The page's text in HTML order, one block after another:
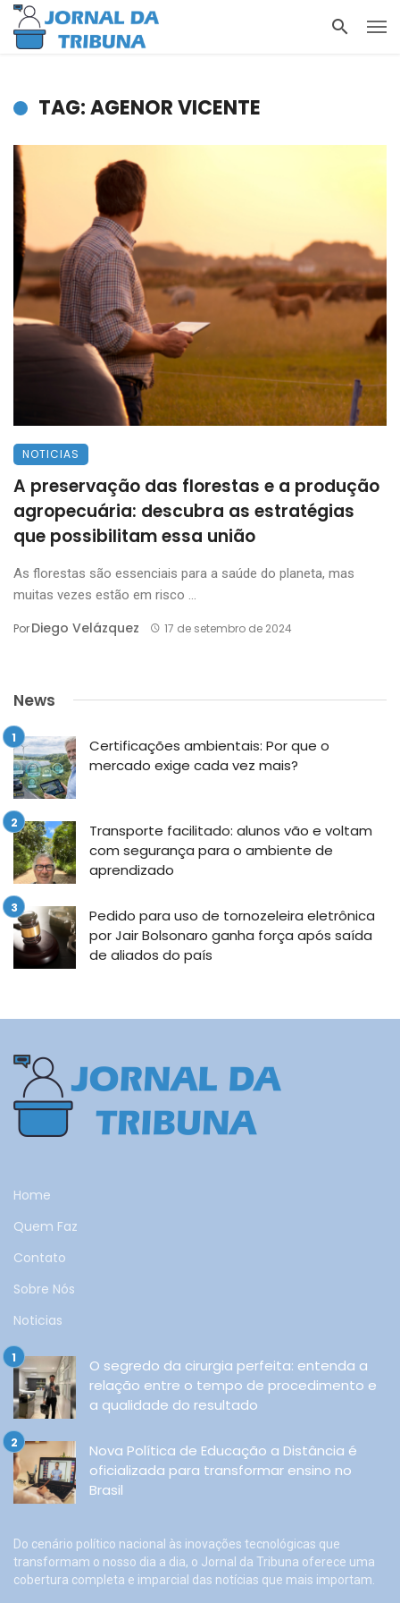
TAG: AGENOR VICENTE
NOTICIAS
A preservação das florestas e a produção
agropecuária: descubra as estratégias
que possibilitam essa união
As florestas são essenciais para a saúde do planeta, mas
muitas vezes estão em risco ...
PorDiego Velázquez 17 de setembro de 2024
News
Certificações ambientais: Por que o
mercado exige cada vez mais?
Transporte facilitado: alunos vão e voltam
com segurança para o ambiente de
aprendizado
Pedido para uso de tornozeleira eletrônica
por Jair Bolsonaro ganha força após saída
de aliados do país
Home
Quem Faz
Contato
Sobre Nós
Noticias
O segredo da cirurgia perfeita: entenda a
relação entre o tempo de procedimento e
a qualidade do resultado
Nova Política de Educação a Distância é
oficializada para transformar ensino no
Brasil
Do cenário político nacional às inovações tecnológicas que
transformam o nosso dia a dia, o Jornal da Tribuna oferece uma
cobertura completa e imparcial das notícias que mais importam.